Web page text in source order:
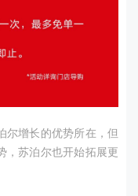
尔增长的优势所在，但
，苏泊尔也开始拓展更